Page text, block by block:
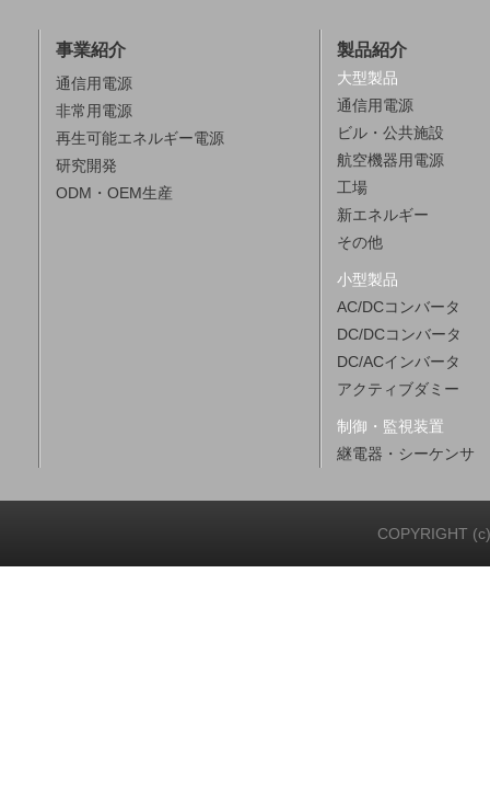
事業紹介
通信用電源
非常用電源
再生可能エネルギー電源
研究開発
ODM・OEM生産
製品紹介
大型製品
通信用電源
ビル・公共施設
航空機器用電源
工場
新エネルギー
その他
小型製品
AC/DCコンバータ
DC/DCコンバータ
DC/ACインバータ
アクティブダミー
制御・監視装置
継電器・シーケンサ
COPYRIGHT